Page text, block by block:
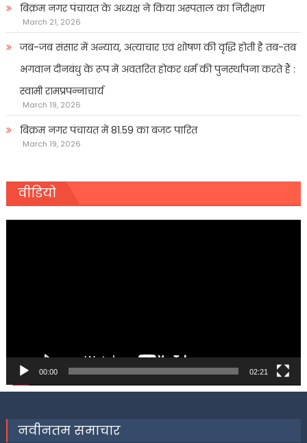
बिक्रम नगर पंचायत के अध्यक्ष ने किया अस्पताल का निरीक्षण
March 21, 2026
जब-जब संसार में अन्याय, अत्याचार एवं शोषण की वृद्धि होती है तब-तब
भगवान दीनबंधु के रूप में अवतरित होकर धर्म की पुनर्स्थापना करते हैं :
स्वामी रामप्रपन्नाचार्य
March 19, 2026
बिक्रम नगर पंचायत में 81.59 का बजट पारित
March 19, 2026
वीडियो
00:00 02:21
नवीनतम समाचार